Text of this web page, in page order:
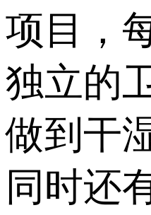
项目，
独立的
做到干
同时还